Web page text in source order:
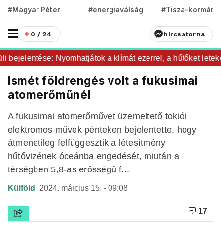
#Magyar Péter #energiaválság #Tisza-kormány
0 / 24 hírcsatorna
Nyomhatjátok a klímát ezerrel, a hűtőket
Ismét földrengés volt a fukusimai
atomerőműnél
A fukusimai atomerőművet üzemeltető tokiói
elektromos művek pénteken bejelentette, hogy
átmenetileg felfüggesztik a létesítmény
hűtővizének óceánba engedését, miután a
térségben 5,8-as erősségű f...
Külföld 2024. március 15. - 09:08
17